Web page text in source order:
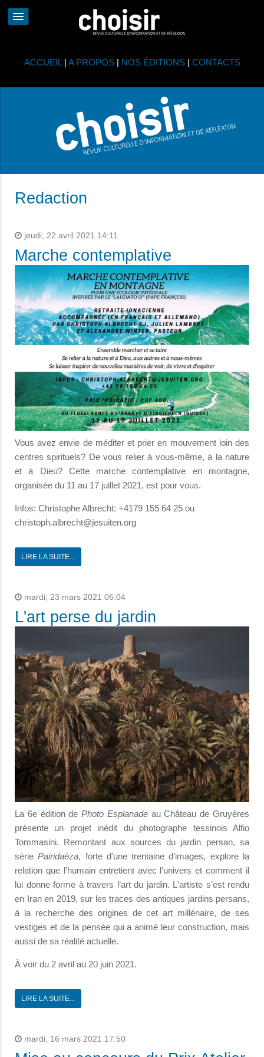
ACCUEIL | A PROPOS| NOS ÉDITIONS| CONTACTS
Redaction
jeudi, 22 avril 2021 14:11
Marche contemplative
Vous avez envie de méditer et prier en mouvement loin des
centres spirituels? De vous relier à vous-même, à la nature
et à Dieu? Cette marche contemplative en montagne,
organisée du 11 au 17 juillet 2021, est pour vous.
Infos: Christophe Albrecht: +4179 155 64 25 ou
christoph.albrecht@jesuiten.org
LIRE LA SUITE...
mardi, 23 mars 2021 06:04
L'art perse du jardin
La 6e édition dePhoto Esplanadeau Château de Gruyères
présente un projet inédit du photographe tessinois Alfio
Tommasini. Remontant aux sources du jardin persan, sa
sériePairidaëza, forte d’une trentaine d’images, explore la
relation que l’humain entretient avec l’univers et comment il
lui donne forme à travers l’art du jardin. L'artiste s’est rendu
en Iran en 2019, sur les traces des antiques jardins persans,
à la recherche des origines de cet art millénaire, de ses
vestiges et de la pensée qui a animé leur construction, mais
aussi de sa réalité actuelle.
À voir du 2 avril au 20 juin 2021.
LIRE LA SUITE...
mardi, 16 mars 2021 17:50